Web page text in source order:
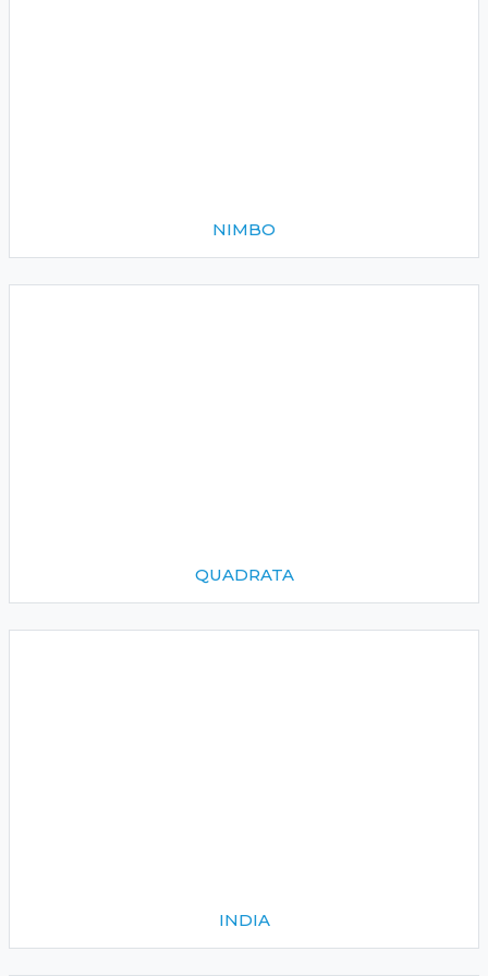
NIMBO
QUADRATA
INDIA